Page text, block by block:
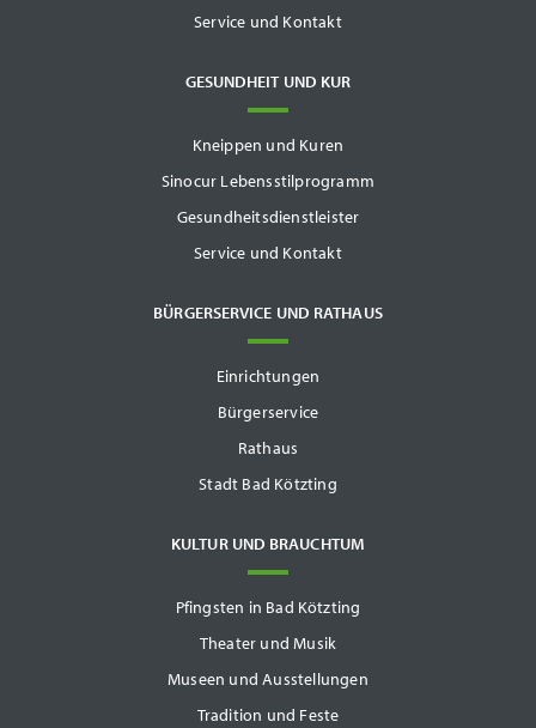
Service und Kontakt
GESUNDHEIT UND KUR
Kneippen und Kuren
Sinocur Lebensstilprogramm
Gesundheitsdienstleister
Service und Kontakt
BÜRGERSERVICE UND RATHAUS
Einrichtungen
Bürgerservice
Rathaus
Stadt Bad Kötzting
KULTUR UND BRAUCHTUM
Pfingsten in Bad Kötzting
Theater und Musik
Museen und Ausstellungen
Tradition und Feste